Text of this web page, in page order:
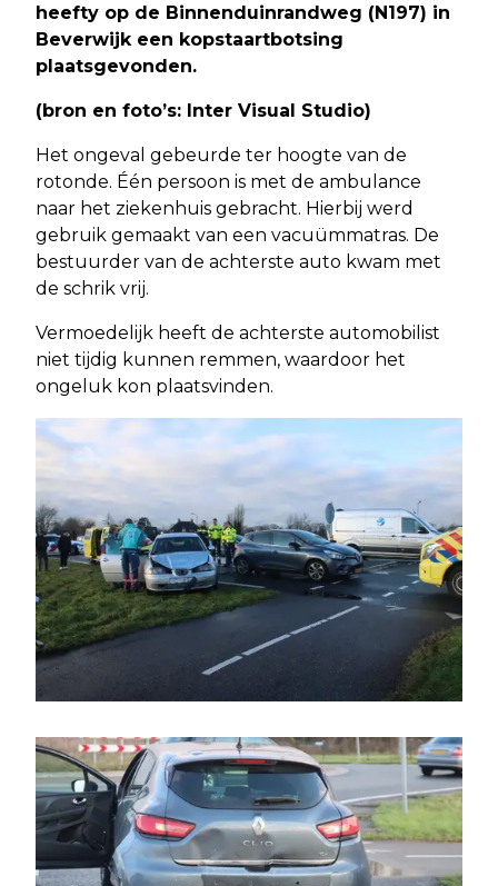
heefty op de Binnenduinrandweg (N197) in
Beverwijk een kopstaartbotsing
plaatsgevonden.
(bron en foto’s: Inter Visual Studio)
Het ongeval gebeurde ter hoogte van de
rotonde. Één persoon is met de ambulance
naar het ziekenhuis gebracht. Hierbij werd
gebruik gemaakt van een vacuümmatras. De
bestuurder van de achterste auto kwam met
de schrik vrij.
Vermoedelijk heeft de achterste automobilist
niet tijdig kunnen remmen, waardoor het
ongeluk kon plaatsvinden.